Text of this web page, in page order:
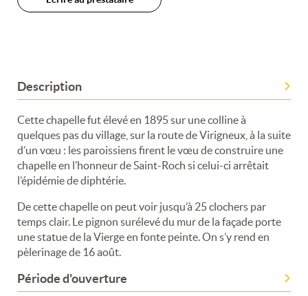
Description
Cette chapelle fut élevé en 1895 sur une colline à
quelques pas du village, sur la route de Virigneux, à la suite
d’un vœu : les paroissiens firent le vœu de construire une
chapelle en l’honneur de Saint-Roch si celui-ci arrêtait
l’épidémie de diphtérie.
De cette chapelle on peut voir jusqu’à 25 clochers par
temps clair. Le pignon surélevé du mur de la façade porte
une statue de la Vierge en fonte peinte. On s’y rend en
pèlerinage de 16 août.
Période d'ouverture